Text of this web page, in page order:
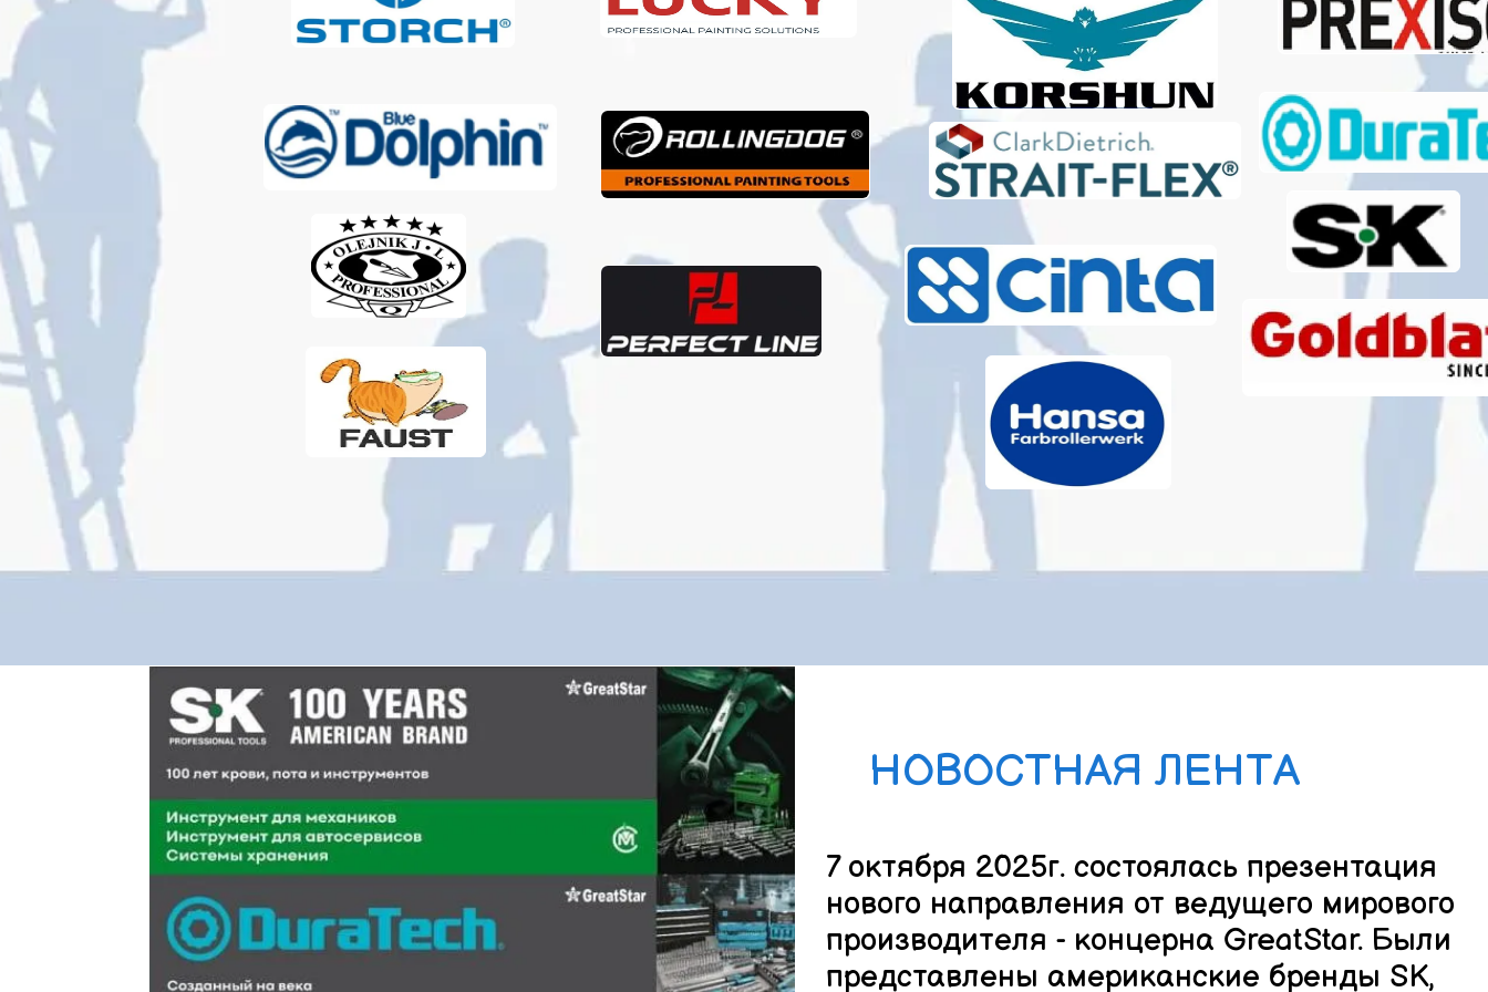
НОВОСТНАЯ ЛЕНТА
7 октября 2025г. состоялась презентация
нового направления от ведущего мирового
производителя - концерна GreatStar. Были
представлены американские бренды SK,